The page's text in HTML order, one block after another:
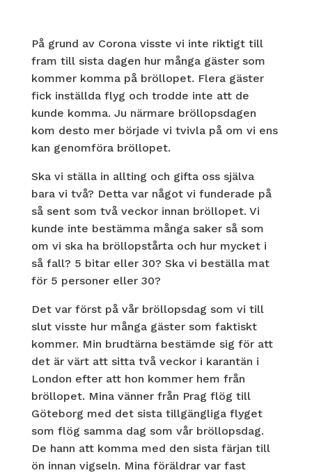
På grund av Corona visste vi inte riktigt till
fram till sista dagen hur många gäster som
kommer komma på bröllopet. Flera gäster
fick inställda flyg och trodde inte att de
kunde komma. Ju närmare bröllopsdagen
kom desto mer började vi tvivla på om vi ens
kan genomföra bröllopet.
Ska vi ställa in allting och gifta oss själva
bara vi två? Detta var något vi funderade på
så sent som två veckor innan bröllopet. Vi
kunde inte bestämma många saker så som
om vi ska ha bröllopstårta och hur mycket i
så fall? 5 bitar eller 30? Ska vi beställa mat
för 5 personer eller 30?
Det var först på vår bröllopsdag som vi till
slut visste hur många gäster som faktiskt
kommer. Min brudtärna bestämde sig för att
det är värt att sitta två veckor i karantän i
London efter att hon kommer hem från
bröllopet. Mina vänner från Prag flög till
Göteborg med det sista tillgängliga flyget
som flög samma dag som vår bröllopsdag.
De hann att komma med den sista färjan till
ön innan vigseln. Mina föräldrar var fast